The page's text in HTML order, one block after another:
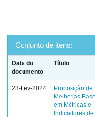
Conjunto de itens:
Data do
documento
Título
23-Fev-2024
Proposição de
Melhorias
em Métricas e
Indicadores de